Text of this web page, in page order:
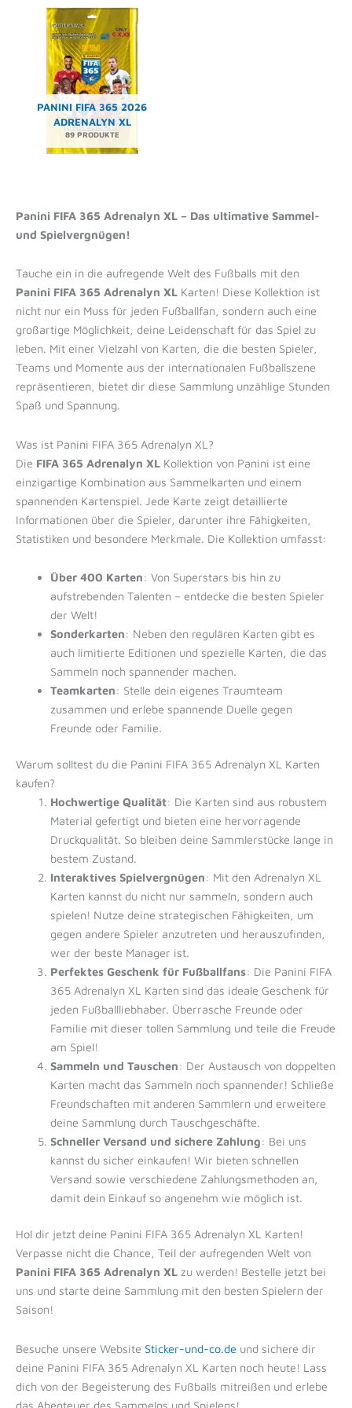
PANINI FIFA 365 2026
ADRENALYN XL
89 PRODUKTE
Panini FIFA 365 Adrenalyn XL – Das ultimative Sammel-
und Spielvergnügen!
Tauche ein in die aufregende Welt des Fußballs mit den
Panini FIFA 365 Adrenalyn XL Karten! Diese Kollektion ist
nicht nur ein Muss für jeden Fußballfan, sondern auch eine
großartige Möglichkeit, deine Leidenschaft für das Spiel zu
leben. Mit einer Vielzahl von Karten, die die besten Spieler,
Teams und Momente aus der internationalen Fußballszene
repräsentieren, bietet dir diese Sammlung unzählige Stunden
Spaß und Spannung.
Was ist Panini FIFA 365 Adrenalyn XL?
Die FIFA 365 Adrenalyn XL Kollektion von Panini ist eine
einzigartige Kombination aus Sammelkarten und einem
spannenden Kartenspiel. Jede Karte zeigt detaillierte
Informationen über die Spieler, darunter ihre Fähigkeiten,
Statistiken und besondere Merkmale. Die Kollektion umfasst:
Über 400 Karten: Von Superstars bis hin zu
aufstrebenden Talenten – entdecke die besten Spieler
der Welt!
Sonderkarten: Neben den regulären Karten gibt es
auch limitierte Editionen und spezielle Karten, die das
Sammeln noch spannender machen.
Teamkarten: Stelle dein eigenes Traumteam
zusammen und erlebe spannende Duelle gegen
Freunde oder Familie.
Warum solltest du die Panini FIFA 365 Adrenalyn XL Karten
kaufen?
Hochwertige Qualität: Die Karten sind aus robustem
Material gefertigt und bieten eine hervorragende
Druckqualität. So bleiben deine Sammlerstücke lange in
bestem Zustand.
Interaktives Spielvergnügen: Mit den Adrenalyn XL
Karten kannst du nicht nur sammeln, sondern auch
spielen! Nutze deine strategischen Fähigkeiten, um
gegen andere Spieler anzutreten und herauszufinden,
wer der beste Manager ist.
Perfektes Geschenk für Fußballfans: Die Panini FIFA
365 Adrenalyn XL Karten sind das ideale Geschenk für
jeden Fußballliebhaber. Überrasche Freunde oder
Familie mit dieser tollen Sammlung und teile die Freude
am Spiel!
Sammeln und Tauschen: Der Austausch von doppelten
Karten macht das Sammeln noch spannender! Schließe
Freundschaften mit anderen Sammlern und erweitere
deine Sammlung durch Tauschgeschäfte.
Schneller Versand und sichere Zahlung: Bei uns
kannst du sicher einkaufen! Wir bieten schnellen
Versand sowie verschiedene Zahlungsmethoden an,
damit dein Einkauf so angenehm wie möglich ist.
Hol dir jetzt deine Panini FIFA 365 Adrenalyn XL Karten!
Verpasse nicht die Chance, Teil der aufregenden Welt von
Panini FIFA 365 Adrenalyn XL zu werden! Bestelle jetzt bei
uns und starte deine Sammlung mit den besten Spielern der
Saison!
Besuche unsere Website Sticker-und-co.de und sichere dir
deine Panini FIFA 365 Adrenalyn XL Karten noch heute! Lass
dich von der Begeisterung des Fußballs mitreißen und erlebe
das Abenteuer des Sammelns und Spielens!